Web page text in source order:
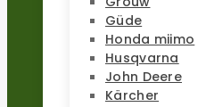
Güde
Honda miimo
Husqvarna
John Deere
Kärcher